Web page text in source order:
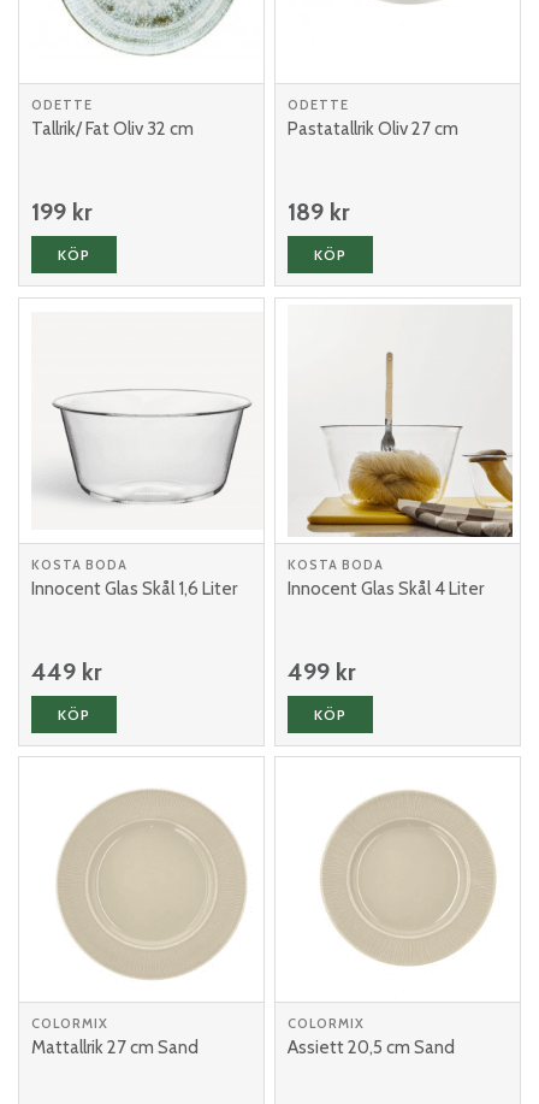
ODETTE
Tallrik/ Fat Oliv 32 cm
199 kr
KÖP
ODETTE
Pastatallrik Oliv 27 cm
189 kr
KÖP
KOSTA BODA
Innocent Glas Skål 1,6 Liter
449 kr
KÖP
KOSTA BODA
Innocent Glas Skål 4 Liter
499 kr
KÖP
COLORMIX
Mattallrik 27 cm Sand
COLORMIX
Assiett 20,5 cm Sand